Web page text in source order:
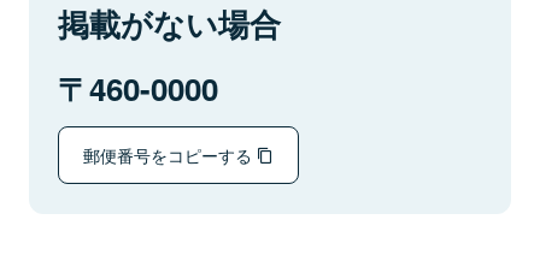
掲載がない場合
460-0000
郵便番号をコピーする